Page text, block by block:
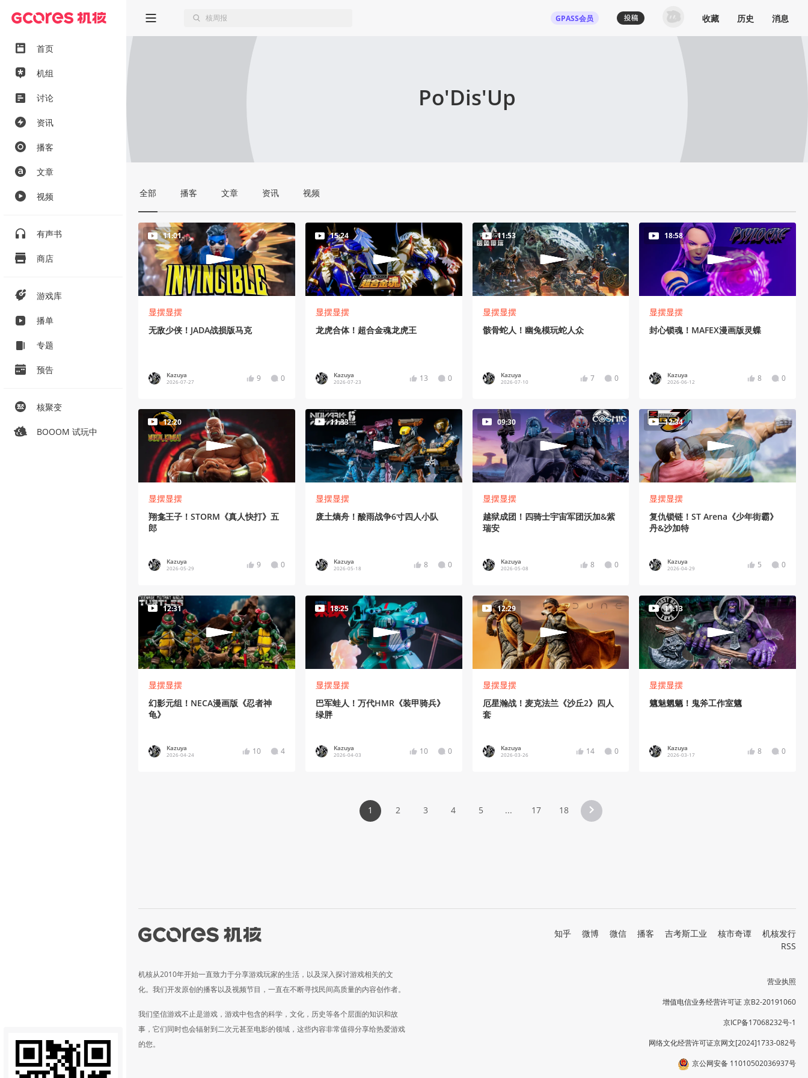
首页
机组
讨论
资讯
播客
文章
视频
有声书
商店
游戏库
播单
专题
预告
核聚变
BOOOM 试玩中
GPASS会员 收藏 历史 消息
Po'Dis'Up
全部 播客 文章 资讯 视频
11:01
显摆显摆
无敌少侠！JADA战损版马克
Kazuya
2026-07-27 9 0
15:24
显摆显摆
龙虎合体！超合金魂龙虎王
Kazuya
2026-07-23 13 0
11:53
显摆显摆
骸骨蛇人！幽兔模玩蛇人众
Kazuya
2026-07-10 7 0
18:58
显摆显摆
封心锁魂！MAFEX漫画版灵蝶
Kazuya
2026-06-12 8 0
12:20
显摆显摆
翔龛王子！STORM《真人快打》五
郎
Kazuya
2026-05-29 9 0
11:33
显摆显摆
废土熵舟！酸雨战争6寸四人小队
Kazuya
2026-05-18 8 0
09:30
显摆显摆
越狱成团！四骑士宇宙军团沃加&紫
瑞安
Kazuya
2026-05-08 8 0
12:34
显摆显摆
复仇锁链！ST Arena《少年街霸》
丹&沙加特
Kazuya
2026-04-29 5 0
12:31
显摆显摆
幻影元组！NECA漫画版《忍者神
龟》
Kazuya
2026-04-24 10 4
18:25
显摆显摆
巴军蛙人！万代HMR《装甲骑兵》
绿胖
Kazuya
2026-04-03 10 0
12:29
显摆显摆
厄星瀚战！麦克法兰《沙丘2》四人
套
Kazuya
2026-03-26 14 0
11:13
显摆显摆
魑魅魍魉！鬼斧工作室魑
Kazuya
2026-03-17 8 0
1 2 3 4 5 ... 17 18
机核从2010年开始一直致力于分享游戏玩家的生活，以及深入探讨游戏相关的文
化。我们开发原创的播客以及视频节目，一直在不断寻找民间高质量的内容创作者。
我们坚信游戏不止是游戏，游戏中包含的科学，文化，历史等各个层面的知识和故
事，它们同时也会辐射到二次元甚至电影的领域，这些内容非常值得分享给热爱游戏
的您。
知乎 微博 微信 播客 吉考斯工业 核市奇谭
机核发行
RSS
营业执照
增值电信业务经营许可证 京B2-20191060
京ICP备17068232号-1
网络文化经营许可证京网文[2024]1733-082号
京公网安备 11010502036937号